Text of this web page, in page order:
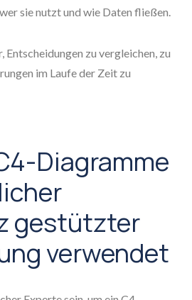
sie nutzt und wie Daten fließen.
Entscheidungen zu vergleichen, zu
im Laufe der Zeit zu
Diagramme
gestützter
verwendet